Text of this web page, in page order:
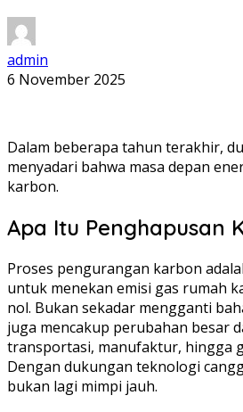
admin
6 November 2025
Dalam beberapa tahun terakhir,
menyadari bahwa masa depan
karbon.
Apa Itu Penghapusan
Proses pengurangan karbon
untuk menekan emisi gas rumah
nol. Bukan sekadar mengganti
juga mencakup perubahan besar
transportasi, manufaktur, hingga
Dengan dukungan teknologi
bukan lagi mimpi jauh.